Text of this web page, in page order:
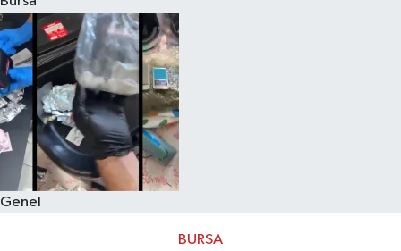
Genel
BURSA
Eğitim
Sağlık
Dünya
Magazin